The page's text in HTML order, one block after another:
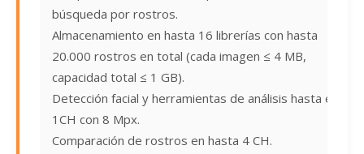
búsqueda por rostros.
Almacenamiento en hasta 16 librerías con hasta
20.000 rostros en total (cada imagen ≤ 4 MB,
capacidad total ≤ 1 GB).
Detección facial y herramientas de análisis hasta en
1CH con 8 Mpx.
Comparación de rostros en hasta 4 CH.